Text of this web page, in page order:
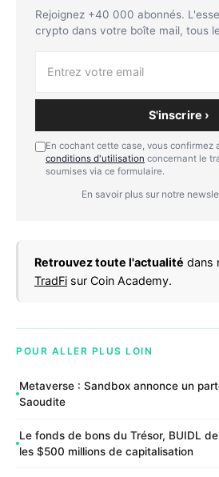
Rejoignez +40 000 abonnés.
crypto dans votre boîte mail, tous
S'inscrire ›
En cochant cette case, vous confirmez
conditions d'utilisation concernant le
soumises via ce formulaire.
En savoir plus sur notre
Retrouvez toute l'actualité dans
TradFi sur Coin Academy.
POUR ALLER PLUS LOIN
Metaverse : Sandbox annonce un
Saoudite
Le fonds de bons du Trésor, BUIDL
les $500 millions de capitalisation